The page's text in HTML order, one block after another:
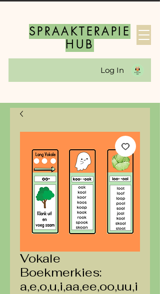
SPRAAKTERAPIE
HUB
Log In
Vokale
Boekmerkies:
a,e,o,u,i,aa,ee,oo,uu,i